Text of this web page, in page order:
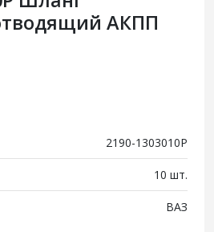
АКПП
2190-1303010Р
10 шт.
ВАЗ